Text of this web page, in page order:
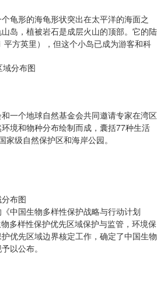
龟形的海龟形状突出在太平洋的海面之
岛，植被岩石是成层火山的顶部。它的陆
方英里），但这个小岛已成为游客和科
一个地球自然基金会共同邀请专家在湾区
境和物种分布绘制而成，囊括77种生活
级自然保护区和海岸公园。
布图
中国生物多样性保护战略与行动计划
多样性保护优先区域保护与监管，环境保
优先区域边界核定工作，确定了中国生物
以公布。